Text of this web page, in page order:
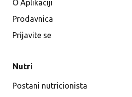
O Aplikaciji
Prodavnica
Prijavite se
Nutri
Postani nutricionista